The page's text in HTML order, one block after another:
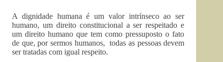
A dignidade humana é um valor intrínseco ao ser
humano, um direito constitucional a ser respeitado e
um direito humano que tem como pressuposto o fato
de que, por sermos humanos, todas as pessoas devem
ser tratadas com igual respeito.